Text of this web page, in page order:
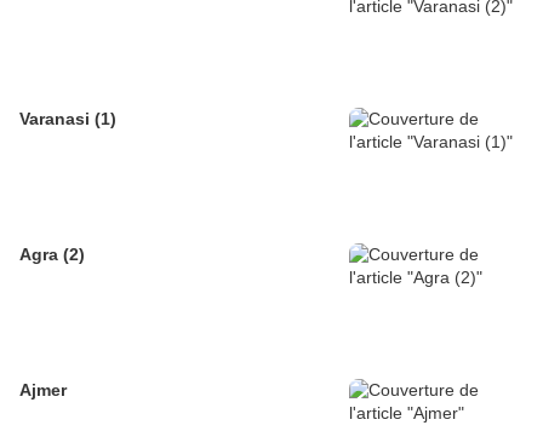
Varanasi (1)
Agra (2)
Ajmer